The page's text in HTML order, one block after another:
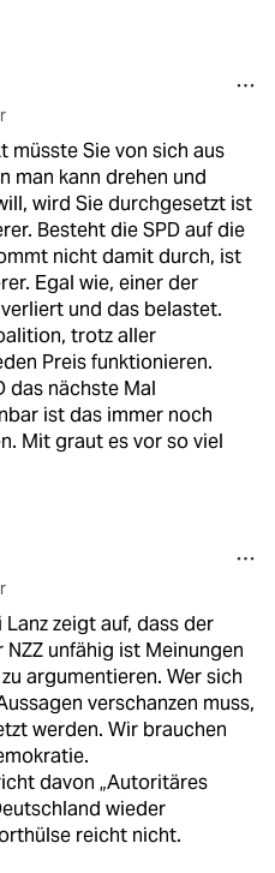
müsste Sie von sich aus
man kann drehen und
wird Sie durchgesetzt ist
Besteht die SPD auf die
nicht damit durch, ist
Egal wie, einer der
und das belastet.
trotz aller
Preis funktionieren.
das nächste Mal
ist das immer noch
Mit graut es vor so viel
zeigt auf, dass der
unfähig ist Meinungen
argumentieren. Wer sich
verschanzen muss,
werden. Wir brauchen
davon „Autoritäres
wieder
reicht nicht.